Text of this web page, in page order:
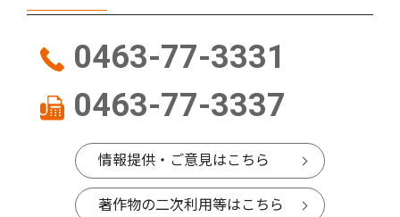
0463-77-3331
0463-77-3337
情報提供・ご意見はこちら
著作物の二次利用等はこちら